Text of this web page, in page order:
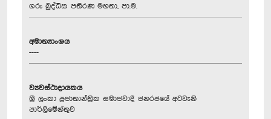
ගරු බුද්ධික පතිරණ මහතා, පා.ම.
අමාත්‍යාංශය
----
ව්‍යවස්ථාදායකය
ශ්‍රී ලංකා ප්‍රජාතාන්ත්‍රික සමාජවාදී ජනරජයේ අටවැනි
පාර්ලිමේන්තුව